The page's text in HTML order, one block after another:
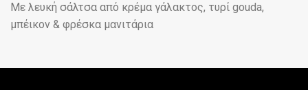
Με λευκή σάλτσα από κρέμα γάλακτος, τυρί gouda,
μπέικον & φρέσκα μανιτάρια